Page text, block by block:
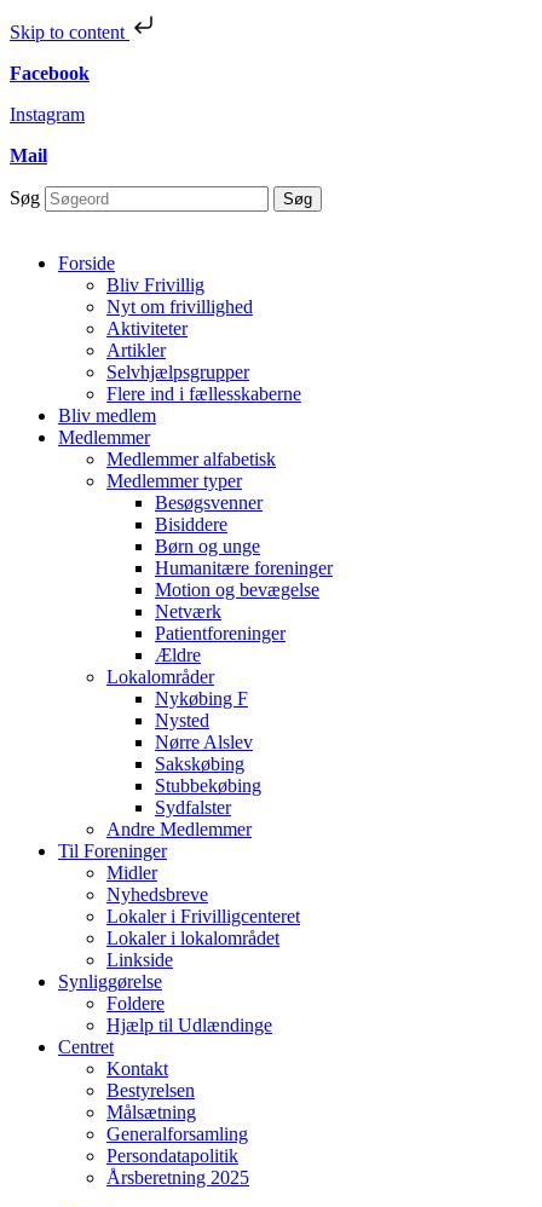
Skip to content
Facebook
Instagram
Mail
Søg Søg
Forside
Bliv Frivillig
Nyt om frivillighed
Aktiviteter
Artikler
Selvhjælpsgrupper
Flere ind i fællesskaberne
Bliv medlem
Medlemmer
Medlemmer alfabetisk
Medlemmer typer
Besøgsvenner
Bisiddere
Børn og unge
Humanitære foreninger
Motion og bevægelse
Netværk
Patientforeninger
Ældre
Lokalområder
Nykøbing F
Nysted
Nørre Alslev
Sakskøbing
Stubbekøbing
Sydfalster
Andre Medlemmer
Til Foreninger
Midler
Nyhedsbreve
Lokaler i Frivilligcenteret
Lokaler i lokalområdet
Linkside
Synliggørelse
Foldere
Hjælp til Udlændinge
Centret
Kontakt
Bestyrelsen
Målsætning
Generalforsamling
Persondatapolitik
Årsberetning 2025